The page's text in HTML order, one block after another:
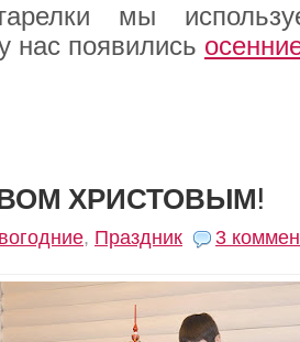
мы
нас появились
ХРИСТОВЫМ!
, Праздник 3